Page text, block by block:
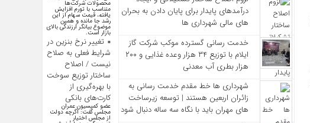
درآمدهای پایدار برای پایان دادن به بحران‌
های مالی شهرداری‌ ها
خدمت رسانی گسترده موکب شرکت گاز
ایلام با توزیع ۳۴ هزار وعده غذایی و ۲۰۰
هزار بطری آب معدنی
شهرداری‌ ها خط مقدم خدمت ‌رسانی به
زائران اربعین هستند | توسعه زیرساخت
‌های مهران باید با نگاه سه‌ ساله دنبال شود
محصولات شرکت‌ها
متناسب با تورم افزایش
یافته، قیمت سهام از این
رشد جا مانده و همین
موضوع بیانگر ارزندگی بالای
بازار است.
تغییر نرخ بنزین در
شرایط فعلی به صلاح
نیست / اصلاح
ساختار توزیع سوخت
با بهره‌گیری از
کارت‌های بانکی
عضو کمیسیون عمران
مجلس گفت: اگرچه دولت
از مجلس اختیار